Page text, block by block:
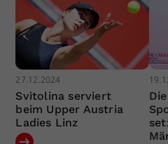
27.12.2024
Svitolina serviert
beim Upper Austria
Ladies Linz